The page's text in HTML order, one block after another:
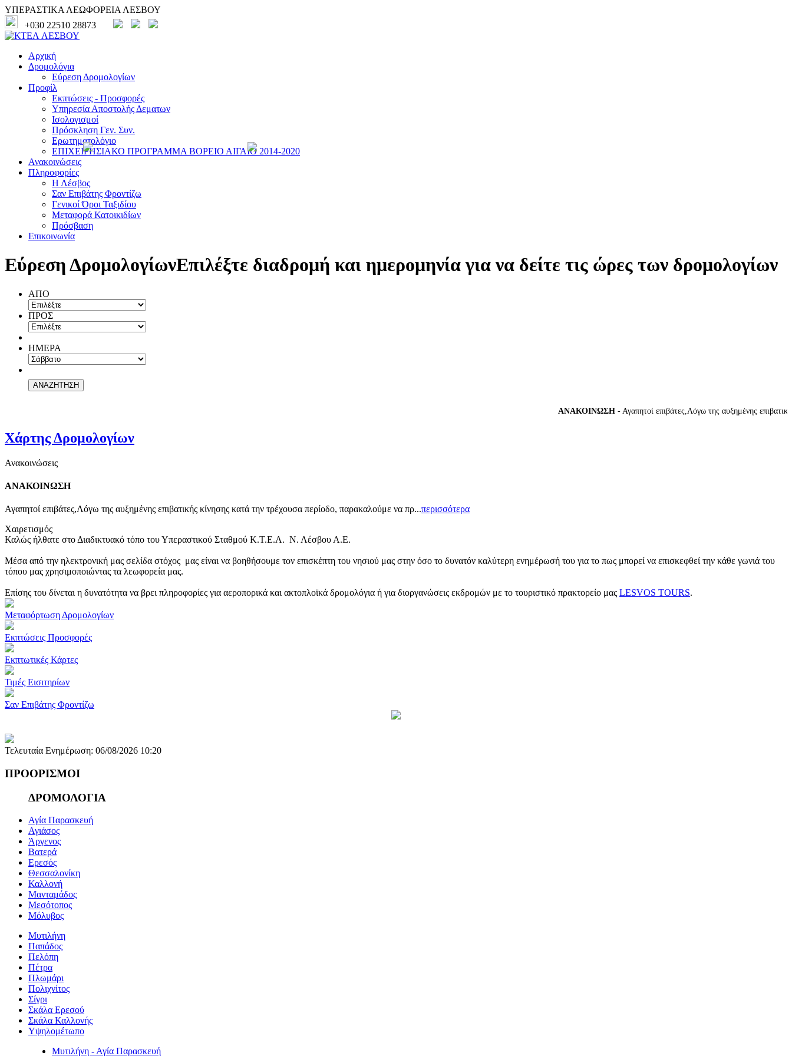
ΥΠΕΡΑΣΤΙΚΑ ΛΕΩΦΟΡΕΙΑ ΛΕΣΒΟΥ
+030 22510 28873
Αρχική
Δρομολόγια
Εύρεση Δρομολογίων
Προφίλ
Εκπτώσεις - Προσφορές
Υπηρεσία Αποστολής Δεματων
Ισολογισμοί
Πρόσκληση Γεν. Συν.
Ερωτηματολόγιο
ΕΠΙΧΕΙΡΗΣΙΑΚΟ ΠΡΟΓΡΑΜΜΑ ΒΟΡΕΙΟ ΑΙΓΑΙΟ 2014-2020
Ανακοινώσεις
Πληροφορίες
Η Λέσβος
Σαν Επιβάτης Φροντίζω
Γενικοί Όροι Ταξιδίου
Μεταφορά Κατοικιδίων
Πρόσβαση
Επικοινωνία
Εύρεση ΔρομολογίωνΕπιλέξτε διαδρομή και ημερομηνία για να δείτε τις ώρες των δρομολογίων
ΑΠΟ
ΠΡΟΣ
ΗΜΕΡΑ
ΑΝΑΚΟΙΝΩΣΗ- Αγαπητοί επιβάτες,Λόγω της αυξημένης επιβατικής
Χάρτης Δρομολογίων
Ανακοινώσεις
ΑΝΑΚΟΙΝΩΣΗ
Αγαπητοί επιβάτες,Λόγω της αυξημένης επιβατικής κίνησης κατά την τρέχουσα περίοδο, παρακαλούμε να πρ...περισσότερα
Χαιρετισμός
Καλώς ήλθατε στο Διαδικτυακό τόπο του Υπεραστικού Σταθμού Κ.Τ.Ε.Λ. Ν. Λέσβου Α.Ε.
Μέσα από την ηλεκτρονική μας σελίδα στόχος μας είναι να βοηθήσουμε τον επισκέπτη του νησιού μας στην όσο το δυνατόν καλύτερη ενημέρωσή του για το πως μπορεί να επισκεφθεί την κάθε γωνιά του
τόπου μας χρησιμοποιώντας τα λεωφορεία μας.
Επίσης του δίνεται η δυνατότητα να βρει πληροφορίες για αεροπορικά και ακτοπλοϊκά δρομολόγια ή για διοργανώσεις εκδρομών με το τουριστικό πρακτορείο μας LESVOS TOURS.
Μεταφόρτωση Δρομολογίων
Εκπτώσεις Προσφορές
Εκπτωτικές Κάρτες
Τιμές Εισιτηρίων
Σαν Επιβάτης Φροντίζω
Τελευταία Ενημέρωση: 06/08/2026 10:20
ΠΡΟΟΡΙΣΜΟΙ
ΔΡΟΜΟΛΟΓΙΑ
Αγία Παρασκευή
Αγιάσος
Άργενος
Βατερά
Ερεσός
Θεσσαλονίκη
Καλλονή
Μανταμάδος
Μεσότοπος
Μόλυβος
Μυτιλήνη
Παπάδος
Πελόπη
Πέτρα
Πλωμάρι
Πολιχνίτος
Σίγρι
Σκάλα Ερεσού
Σκάλα Καλλονής
Υψηλομέτωπο
Μυτιλήνη - Αγία Παρασκευή